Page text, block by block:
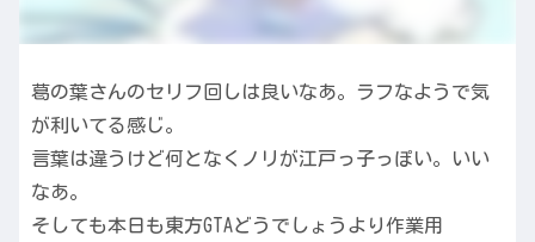
葛の葉さんのセリフ回しは良いなあ。ラフなようで気
が利いてる感じ。
言葉は違うけど何となくノリが江戸っ子っぽい。いい
なあ。
そしても本日も東方GTAどうでしょうより作業用